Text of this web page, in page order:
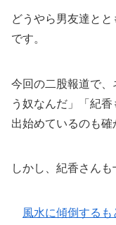
どうやら男友達と
です。
今回の二股報道で
う奴なんだ」「紀
出始めているのも確
しかし、紀香さんも
風水に傾倒する